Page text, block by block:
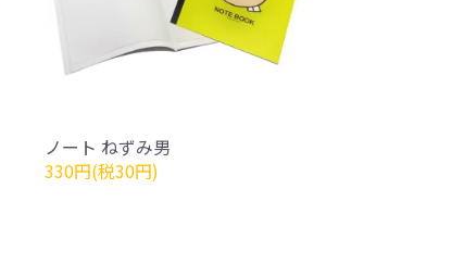
ノート ねずみ男
330円(税30円)